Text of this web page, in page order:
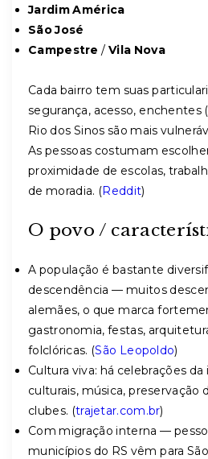
Jardim América
São José
Campestre /Vila Nova
Cada bairro tem suas
segurança, acesso, enchentes
Rio dos Sinos são mais
As pessoas costumam
proximidade de escolas,
de moradia. (Reddit)
O povo /
A população é bastante
descendência — muitos
alemães, o que marca
gastronomia, festas,
folclóricas. (São Leopoldo)
Cultura viva: há celebrações
culturais, música, preservação
clubes. (trajetar.com.br)
Com migração interna —
municípios do RS vêm para